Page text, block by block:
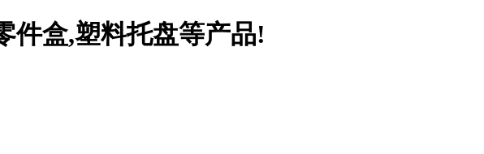
件盒,塑料托盘等产品!